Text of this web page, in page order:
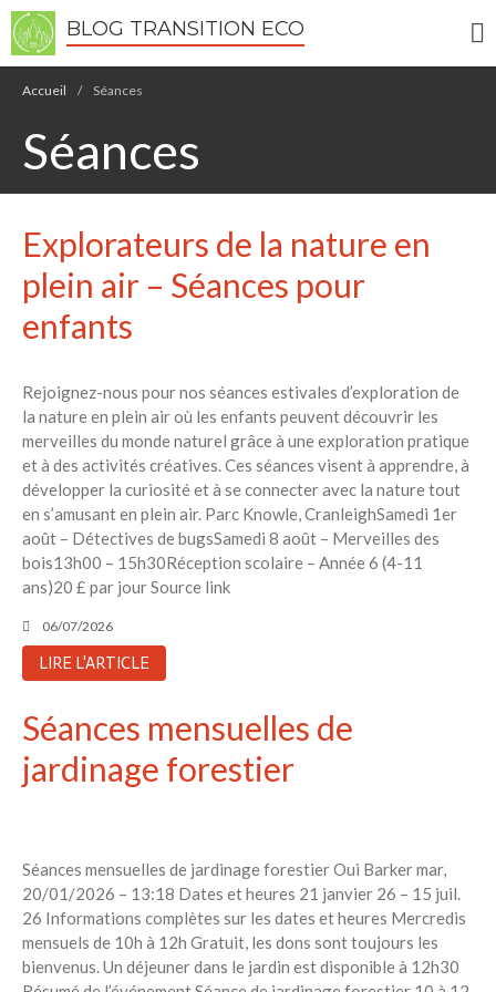
RECHERCHER
6 éco-actions faciles à prendre
avec vos enfants
Réduire les déchets : votre
guide pour les citoyens et les
électeurs
Toits verts | Association
Permaculturelle
succès d’une invasion – The
Applied Ecologist
BLOG TRANSITION ECO
Accueil / Séances
Séances
Explorateurs de la nature en
plein air – Séances pour
enfants
Rejoignez-nous pour nos séances estivales d’exploration de
la nature en plein air où les enfants peuvent découvrir les
merveilles du monde naturel grâce à une exploration pratique
et à des activités créatives. Ces séances visent à apprendre, à
développer la curiosité et à se connecter avec la nature tout
en s’amusant en plein air. Parc Knowle, CranleighSamedi 1er
août – Détectives de bugsSamedi 8 août – Merveilles des
bois13h00 – 15h30Réception scolaire – Année 6 (4-11
ans)20 £ par jour Source link
06/07/2026
LIRE L'ARTICLE
Séances mensuelles de
jardinage forestier
Séances mensuelles de jardinage forestier Oui Barker mar,
20/01/2026 – 13:18 Dates et heures 21 janvier 26 – 15 juil.
26 Informations complètes sur les dates et heures Mercredis
mensuels de 10h à 12h Gratuit, les dons sont toujours les
bienvenus. Un déjeuner dans le jardin est disponible à 12h30